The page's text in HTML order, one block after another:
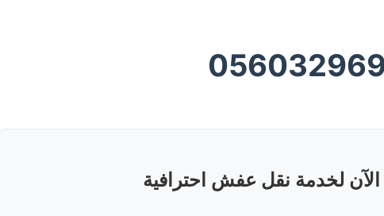
الآن لخدمة نقل عفش احترافية